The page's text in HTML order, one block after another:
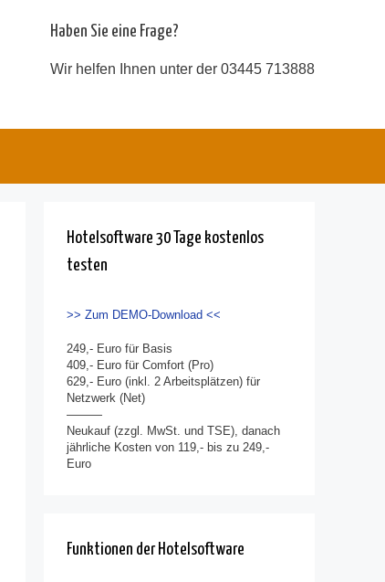
Haben Sie eine Frage?
Wir helfen Ihnen unter der 03445 713888
Hotelsoftware 30 Tage kostenlos
testen
>> Zum DEMO-Download <<
249,- Euro für Basis
409,- Euro für Comfort (Pro)
629,- Euro (inkl. 2 Arbeitsplätzen) für
Netzwerk (Net)
———
Neukauf (zzgl. MwSt. und TSE), danach
jährliche Kosten von 119,- bis zu 249,-
Euro
Funktionen der Hotelsoftware